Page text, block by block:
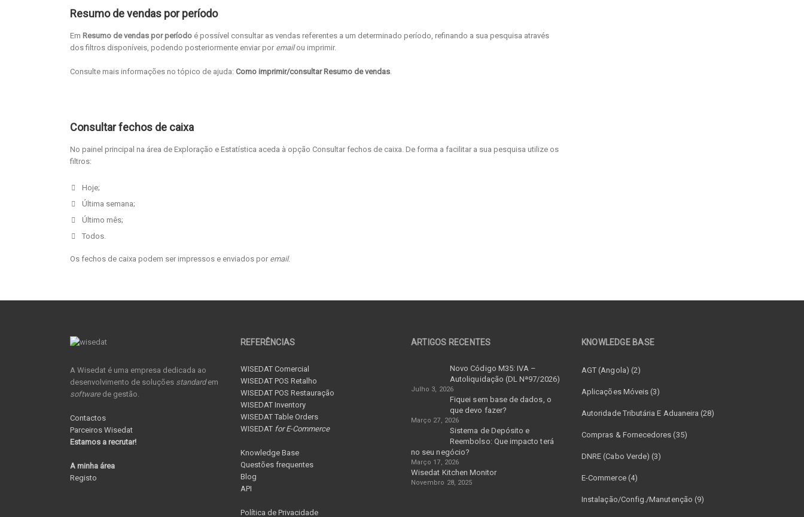
Resumo de vendas por período
Em Resumo de vendas por período é possível consultar as vendas referentes a um determinado período, refinando a sua pesquisa através
dos filtros disponíveis, podendo posteriormente enviar por emailou imprimir.
Consulte mais informações no tópico de ajuda: Como imprimir/consultar Resumo de vendas.
Consultar fechos de caixa
No painel principal na área de Exploração e Estatística aceda à opção Consultar fechos de caixa. De forma a facilitar a sua pesquisa utilize os
filtros:
Hoje;
Última semana;
Último mês;
Todos.
Os fechos de caixa podem ser impressos e enviados por email.
A Wisedat é uma empresa dedicada ao
desenvolvimento de soluções standardem
softwarede gestão.
Contactos
Parceiros Wisedat
Estamos a recrutar!
A minha área
Registo
REFERÊNCIAS
WISEDAT Comercial
WISEDAT POS Retalho
WISEDAT POS Restauração
WISEDAT Inventory
WISEDAT Table Orders
WISEDAT for E-Commerce
Knowledge Base
Questões frequentes
Blog
API
Política de Privacidade
ARTIGOS RECENTES
Novo Código M35: IVA –
Autoliquidação (DL Nª97/2026)
Julho 3, 2026
Fiquei sem base de dados, o
que devo fazer?
Março 27, 2026
Sistema de Depósito e
Reembolso: Que impacto terá
no seu negócio?
Março 17, 2026
Wisedat Kitchen Monitor
Novembro 28, 2025
KNOWLEDGE BASE
AGT (Angola) (2)
Aplicações Móveis (3)
Autoridade Tributária E Aduaneira (28)
Compras & Fornecedores (35)
DNRE (Cabo Verde) (3)
E-Commerce (4)
Instalação/Config./Manutenção (9)